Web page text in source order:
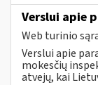
Verslui apie
Web turinio
Verslui apie
mokesčių
atvejų, kai